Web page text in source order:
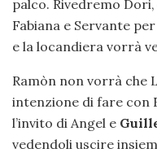
palco. Rivedremo
Fabiana e Servante
e la locandiera vorrà
Ramòn non vorrà che
intenzione di fare con
l’invito di Angel e
vedendoli uscire